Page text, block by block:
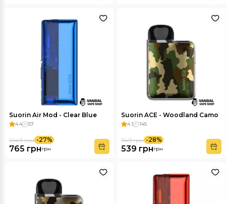
Suorin Air Mod - Clear Blue
4.4 57
765 грнгрн
1049 грн -27%
Suorin ACE - Woodland Camo
4.1 145
539 грнгрн
749 грн -28%